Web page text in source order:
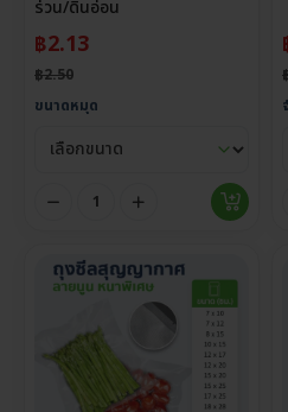
ร่วน/ดินอ่อน
฿2.13
฿2.50
ขนาดหมุด